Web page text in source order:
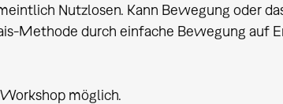
Nutzlosen. Kann Bewegung oder
Methode durch einfache Bewegung auf
möglich.